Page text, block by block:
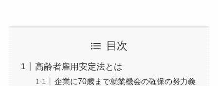
目次
高齢者雇用安定法とは
企業に70歳まで就業機会の確保の努力義